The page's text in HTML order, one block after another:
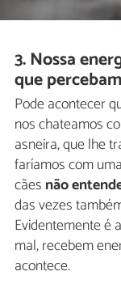
3. Nossa
que
Pode acontecer
nos chateamos
asneira, que lhe
faríamos com
cães não
das vezes
Evidentemente é
mal, recebem
acontece.